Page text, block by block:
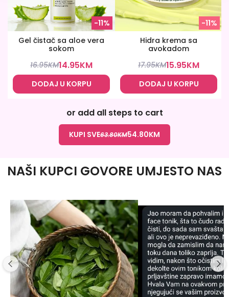
-11%
Gel čistač sa aloe vera
sokom
16.95KM14.95KM
DODAJ U KORPU
-11%
Hidra krema sa
avokadom
17.95KM15.95KM
DODAJ U KORPU
or add all steps to cart
KUPI SVE63.80KM54.80KM
NAŠI KUPCI GOVORE UMJESTO NAS